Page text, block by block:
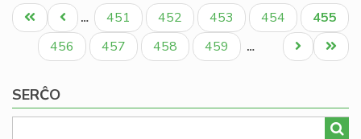
en
la
Pagination
Unua
paĝo
Antaŭa
paĝo
… Paĝo
451 Paĝo
452 Paĝo
453 Paĝo
454
Aktuala
paĝo
455
Paĝo
456 Paĝo
457 Paĝo
458 Paĝo
459 …
Last
page
Next
page
SERĈO